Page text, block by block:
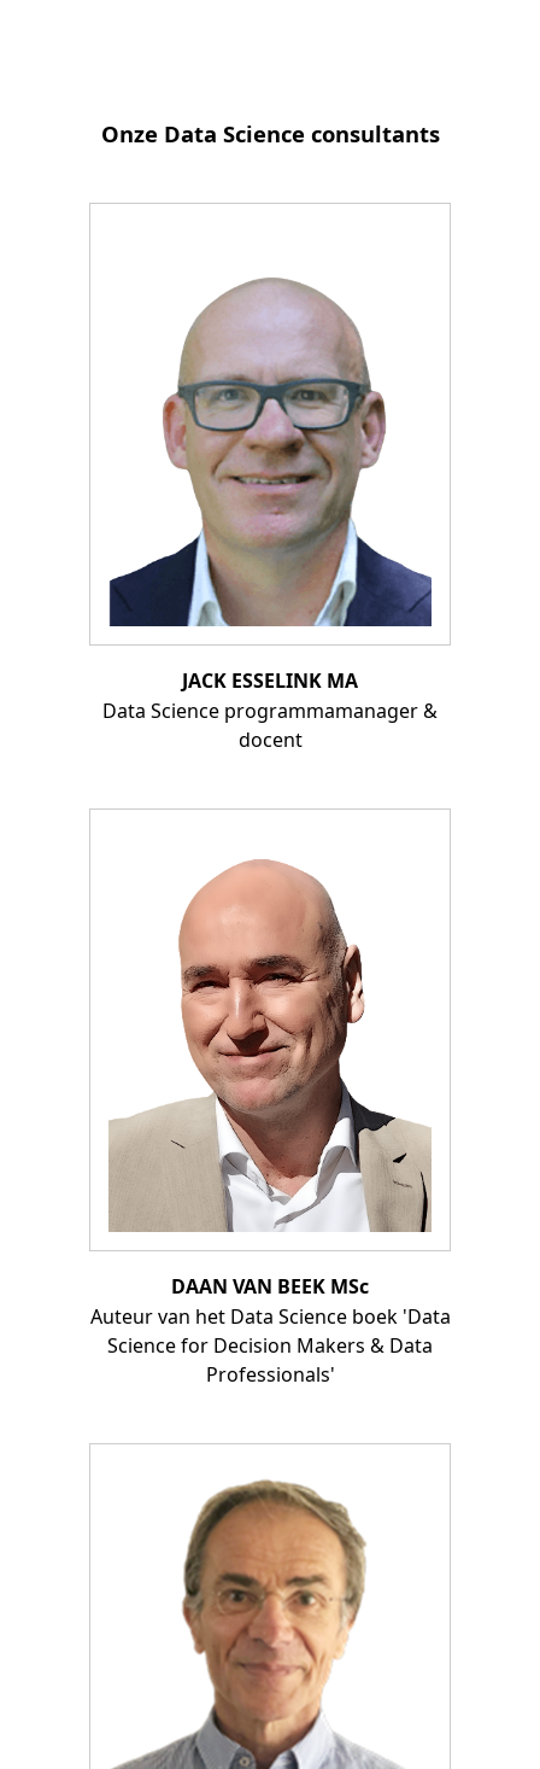
Onze Data Science consultants
JACK ESSELINK MA
Data Science programmamanager &
docent
DAAN VAN BEEK MSc
Auteur van het Data Science boek 'Data
Science for Decision Makers & Data
Professionals'